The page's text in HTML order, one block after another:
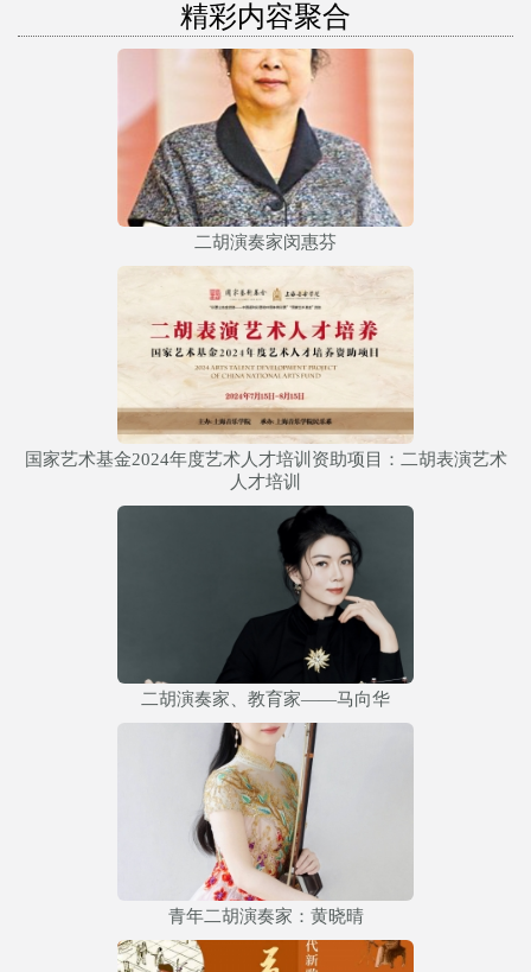
精彩内容聚合
二胡演奏家闵惠芬
国家艺术基金2024年度艺术人才培训资助项目：二胡表演艺术
人才培训
二胡演奏家、教育家——马向华
青年二胡演奏家：黄晓晴